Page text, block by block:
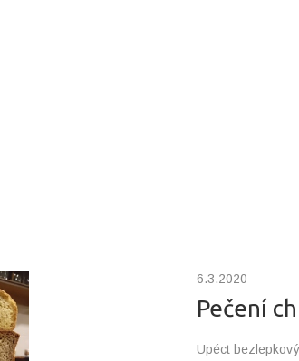
6.3.2020
Pečení
Upéct